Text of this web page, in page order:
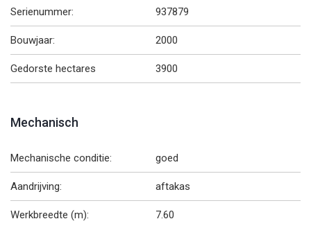
Serienummer: 937879
Bouwjaar: 2000
Gedorste hectares 3900
Mechanisch
Mechanische conditie: goed
Aandrijving: aftakas
Werkbreedte (m): 7.60